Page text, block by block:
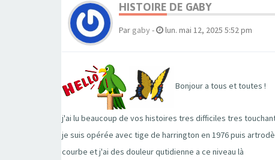
HISTOIRE DE GABY
Par gaby- lun. mai 12, 2025 5:52 pm
Bonjour a tous et toutes !
j'ai lu beaucoup de vos histoires tres difficiles tres
je suis opérée avec tige de harrington en 1976 puis
courbe et j'ai des douleur qutidienne a ce niveau là